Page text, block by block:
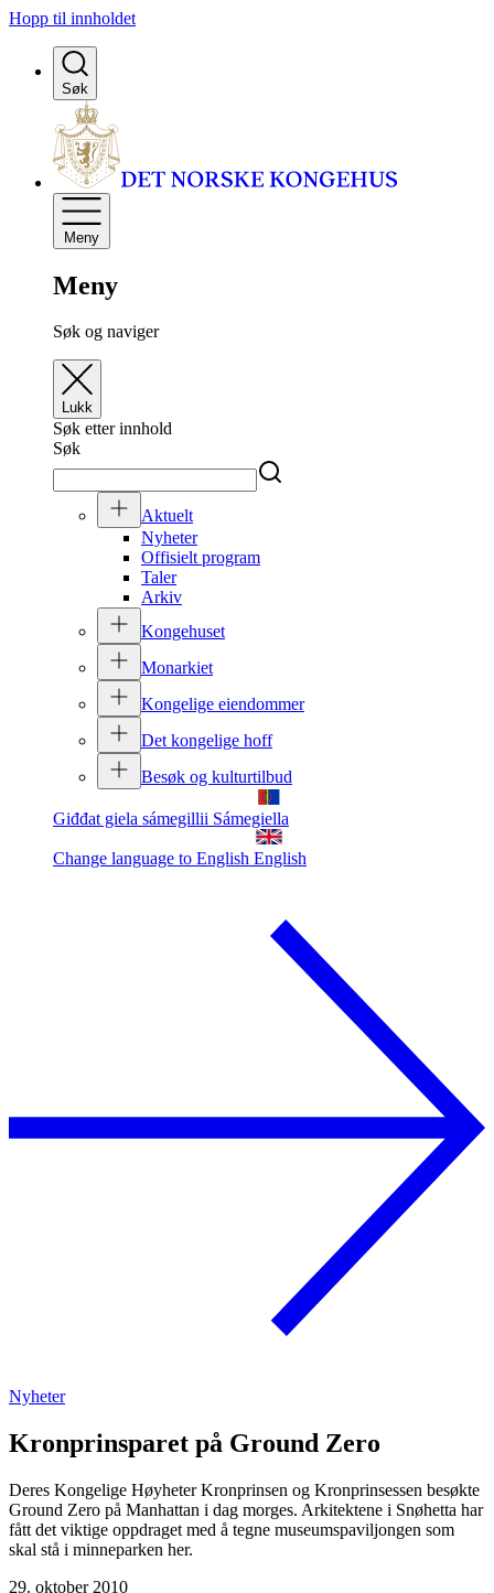
Hopp til innholdet
Søk
Meny
Meny
Søk og naviger
Lukk
Søk etter innhold
Søk
Aktuelt
Nyheter
Offisielt program
Taler
Arkiv
Kongehuset
Monarkiet
Kongelige eiendommer
Det kongelige hoff
Besøk og kulturtilbud
Giđđat giela sámegillii Sámegiella
Change language to English English
Nyheter
Kronprinsparet på Ground Zero
Deres Kongelige Høyheter Kronprinsen og Kronprinsessen besøkte
Ground Zero på Manhattan i dag morges. Arkitektene i Snøhetta har
fått det viktige oppdraget med å tegne museumspaviljongen som
skal stå i minneparken her.
29. oktober 2010